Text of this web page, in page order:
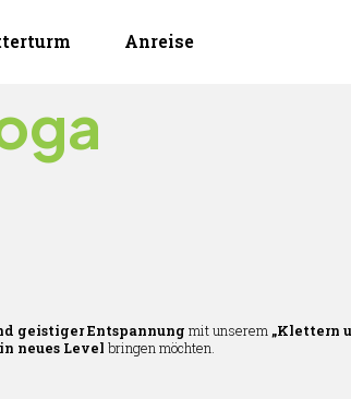
Anreise
geistiger Entspannung mit unserem „Klettern
neues Level bringen möchten.